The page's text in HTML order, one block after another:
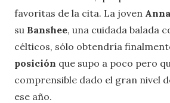
favoritas de la cita. La joven
su Banshee, una cuidada balada
célticos, sólo obtendría
posición que supo a poco pero
comprensible dado el gran nivel
ese año.